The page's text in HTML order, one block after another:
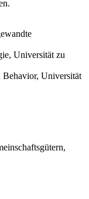
Universität zu
Behavior, Universität